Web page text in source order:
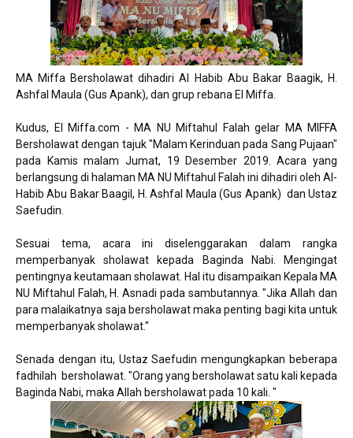
MA Miffa Bersholawat dihadiri Al Habib Abu Bakar Baagik, H.
Ashfal Maula (Gus Apank), dan grup rebana El Miffa.
Kudus, El Miffa.com - MA NU Miftahul Falah gelar MA MIFFA
Bersholawat dengan tajuk "Malam Kerinduan pada Sang Pujaan"
pada Kamis malam Jumat, 19 Desember 2019. Acara yang
berlangsung di halaman MA NU Miftahul Falah ini dihadiri oleh Al-
Habib Abu Bakar Baagil, H. Ashfal Maula (Gus Apank) dan Ustaz
Saefudin.
Sesuai tema, acara ini diselenggarakan dalam rangka
memperbanyak sholawat kepada Baginda Nabi. Mengingat
pentingnya keutamaan sholawat. Hal itu disampaikan Kepala MA
NU Miftahul Falah, H. Asnadi pada sambutannya. "Jika Allah dan
para malaikatnya saja bersholawat maka penting bagi kita untuk
memperbanyak sholawat."
Senada dengan itu, Ustaz Saefudin mengungkapkan beberapa
fadhilah bersholawat. "Orang yang bersholawat satu kali kepada
Baginda Nabi, maka Allah bersholawat pada 10 kali. "